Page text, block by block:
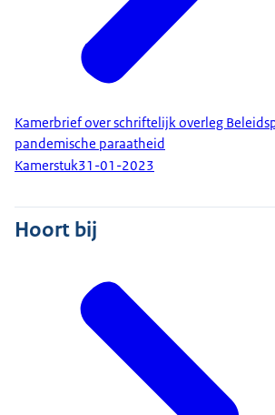
Kamerbrief over schriftelijk overleg
pandemische paraatheid
Kamerstuk31-01-2023
Hoort bij